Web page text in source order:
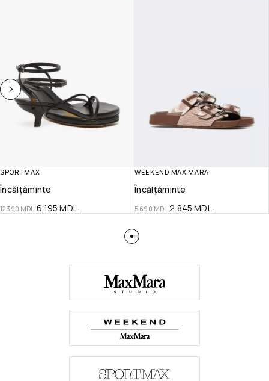
SPORTMAX
Încălțăminte
12 390MDL 6 195MDL
WEEKEND MAX MARA
Încălțăminte
5 690MDL 2 845MDL